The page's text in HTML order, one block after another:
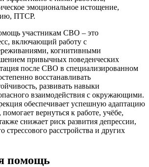
эмоциональное истощение,
ПТСР.
участникам СВО – это
включающий работу с
когнитивными
привычных поведенческих
после СВО в специализированном
восстанавливать
развивать навыки
взаимодействия с окружающими.
обеспечивает успешную адаптацию
вернуться к работе, учёбе,
снижает риск развития депрессии,
стрессового расстройства и других
помощь